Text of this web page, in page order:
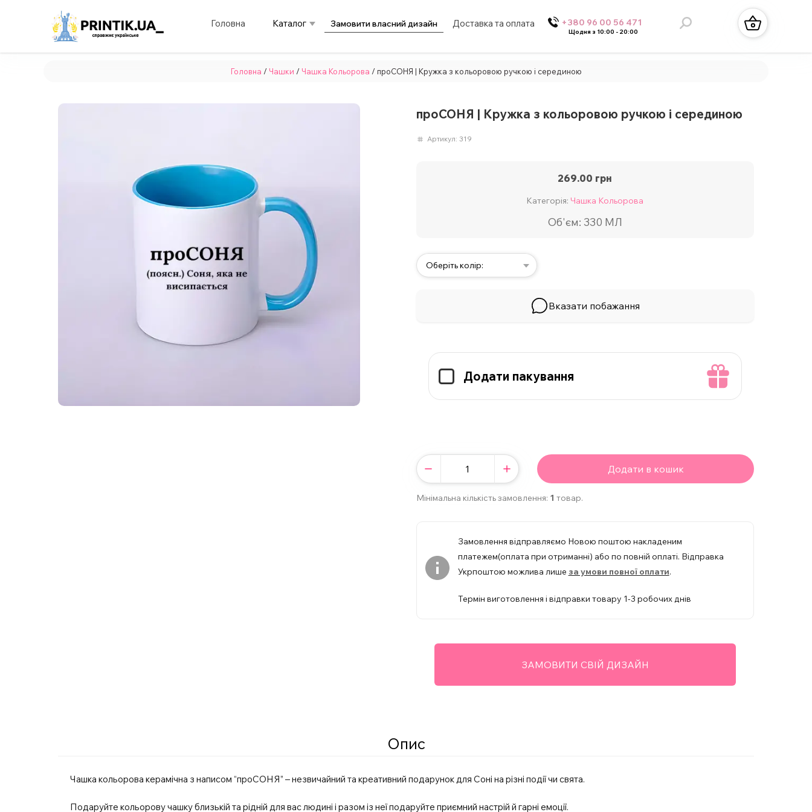
Головна Каталог Замовити власний дизайн Доставка та оплата +380 96 00 56 471
Щодня з 10:00 - 20:00
Головна / Чашки / Чашка Кольорова / проСОНЯ | Кружка з кольоровою ручкою і серединою
проСОНЯ | Кружка з кольоровою ручкою і серединою
Артикул: 319
269.00 грн
Категорія: Чашка Кольорова
Об'єм: 330 МЛ
Оберіть колір:
Вказати побажання
Додати пакування
Додати в кошик
Мінімальна кількість замовлення: 1 товар.
Замовлення відправляємо Новою поштою накладеним
платежем(оплата при отриманні) або по повній оплаті. Відправка
Укрпоштою можлива лише за умови повної оплати.
Термін виготовлення і відправки товару 1-3 робочих днів
ЗАМОВИТИ СВІЙ ДИЗАЙН
Опис
Чашка кольорова керамічна з написом “проСОНЯ” – незвичайний та креативний подарунок для Соні на різні події чи свята.
Подаруйте кольорову чашку близькій та рідній для вас людині і разом із неї подаруйте приємний настрій й гарні емоції.